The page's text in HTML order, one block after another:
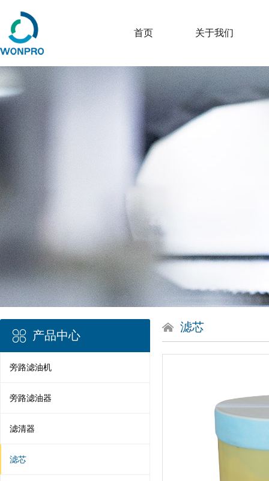
首页 关于我们
产品中心
旁路滤油机
旁路滤油器
滤清器
滤芯
滤芯